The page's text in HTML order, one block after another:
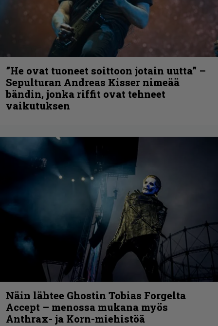
”He ovat tuoneet soittoon jotain uutta” –
Sepulturan Andreas Kisser nimeää
bändin, jonka riffit ovat tehneet
vaikutuksen
Näin lähtee Ghostin Tobias Forgelta
Accept – menossa mukana myös
Anthrax- ja Korn-miehistöä